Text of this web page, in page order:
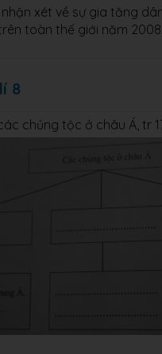
xét về sự gia tăng
toàn thế giới năm
8
chủng tộc ở châu Á, tr